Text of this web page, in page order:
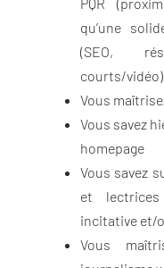
qu’une
(SEO,
courts/
Vous
Vous savez
homepage
Vous savez
et
incitative et/
Vous